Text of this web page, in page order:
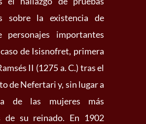
sobre la existencia de
personajes importantes
de Isisnofret, primera
II (1275 a. C.) tras el
de Nefertari y, sin lugar a
de las mujeres más
de su reinado. En 1902